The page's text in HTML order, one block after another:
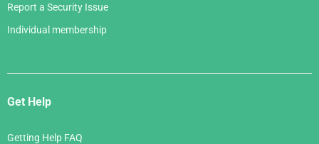
Report a Security Issue
Individual membership
Get Help
Getting Help FAQ